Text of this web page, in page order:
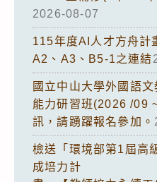
2026-08-07
115年度AI人才方舟計
A2、A3、B5-1之連結
國立中山大學外國語
能力研習班(2026 /09
訊，請踴躍報名參加。
檢送「環境部第1屆高
成培力計